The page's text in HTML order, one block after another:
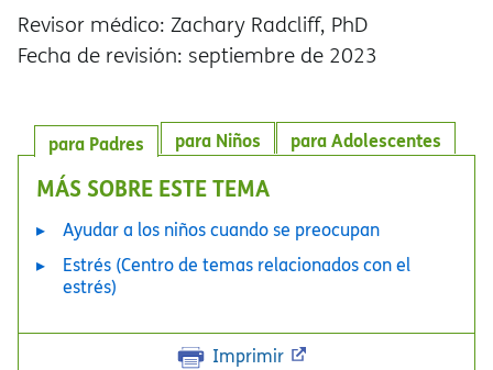
Revisor médico: Zachary Radcliff, PhD
Fecha de revisión: septiembre de 2023
para Adolescentes
para Niños
para Padres
MÁS SOBRE ESTE TEMA
Ayudar a los niños cuando se preocupan
Estrés (Centro de temas relacionados con el
estrés)
Imprimir